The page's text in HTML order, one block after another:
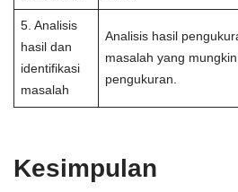
5. Analisis
hasil dan
identifikasi
masalah
Analisis hasil
masalah yang
pengukuran.
Kesimpulan